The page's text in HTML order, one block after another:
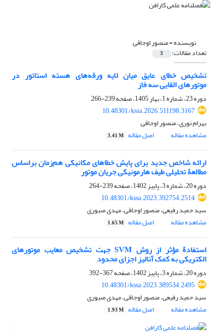
نویسنده =منصور اوجاقی
تعداد مقالات: 3
تشخیص خطای عایق میان لایه‌ ورقه‌های هسته استاتور در
موتورهای القایی سه فاز
دوره 23، شماره 1، بهار 1405، صفحه
239-266
10.48301/kssa.2026.511198.3167
بهرام نوری، منصور اوجاقی
مشاهده مقاله
اصل مقاله 3.41 M
ارائه شاخص جدید برای پایش خطاهای مکانیکی هم‌زمان براساس
مطالعۀ تحلیلی طیف هارمونیکی جریان موتور
دوره 20، شماره 3، پاییز 1402، صفحه
239-264
10.48301/kssa.2023.392754.2514
سید حمید رفیعی، منصور اوجاقی، مهدی صبوری
مشاهده مقاله
اصل مقاله 1.65 M
استفادۀ مؤثر از روش SVM جهت تشخیص معایب موتورهای
الکتریکی به کمک آنالیز اجزای محدود
دوره 20، شماره 3، پاییز 1402، صفحه
367-392
10.48301/kssa.2023.389534.2495
سید حمید رفیعی، منصور اوجاقی، مهدی صبوری
مشاهده مقاله
اصل مقاله 1.93 M